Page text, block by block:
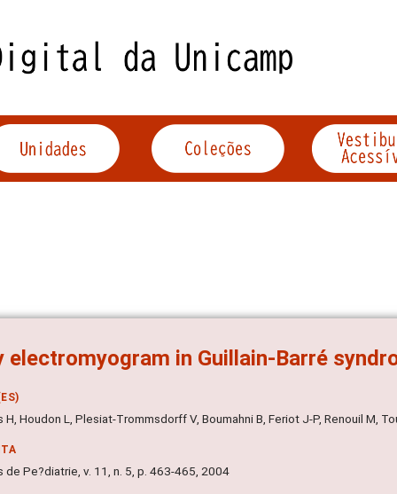
electromyogram in Guillain-Barré
H, Houdon L, Plesiat-Trommsdorff V, Boumahni B, Feriot J-P, Renouil M,
de Pe?diatrie, v. 11, n. 5, p. 463-465, 2004